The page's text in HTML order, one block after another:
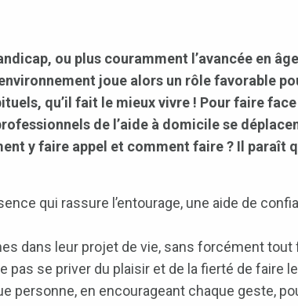
ou plus couramment l’avancée en
joue alors un rôle favorable
qu’il fait le mieux vivre ! Pour faire face
de l’aide à domicile se
y faire appel et comment faire ? Il paraît
qui rassure l’entourage, une aide de
dans leur projet de vie, sans forcément tout
pas se priver du plaisir et de la fierté de faire
personne, en encourageant chaque geste,